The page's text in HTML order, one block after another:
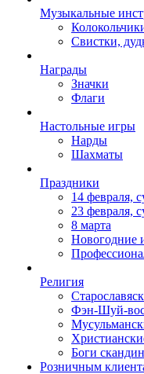
Музыкальные
Свистки,
Награды
Значки
Флаги
Настольные игры
Нарды
Шахматы
Праздники
14 февраля,
23 февраля,
8 марта
Новогодние
Религия
Фэн-Шуй-
Боги
Розничным